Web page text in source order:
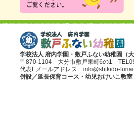
学校法人 府内学園・敷戸ふない幼稚園（
〒870-1104 大分市敷戸東町6の1
代表Eメールアドレス info@shikido-
併設／延長保育コース・幼児おけいこ教室